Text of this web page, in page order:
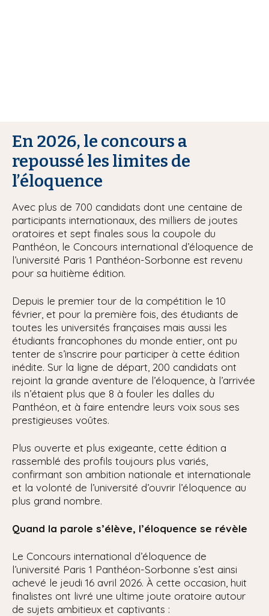
En 2026, le concours a
repoussé les limites de
l’éloquence
Avec plus de 700 candidats dont une centaine de
participants internationaux, des milliers de joutes
oratoires et sept finales sous la coupole du
Panthéon, le Concours international d’éloquence de
l’université Paris 1 Panthéon-Sorbonne est revenu
pour sa huitième édition.
Depuis le premier tour de la compétition le 10
février, et pour la première fois, des étudiants de
toutes les universités françaises mais aussi les
étudiants francophones du monde entier, ont pu
tenter de s’inscrire pour participer à cette édition
inédite. Sur la ligne de départ, 200 candidats ont
rejoint la grande aventure de l’éloquence, à l’arrivée
ils n’étaient plus que 8 à fouler les dalles du
Panthéon, et à faire entendre leurs voix sous ses
prestigieuses voûtes.
Plus ouverte et plus exigeante, cette édition a
rassemblé des profils toujours plus variés,
confirmant son ambition nationale et internationale
et la volonté de l’université d’ouvrir l’éloquence au
plus grand nombre.
Quand la parole s’élève, l’éloquence se révèle
Le Concours international d’éloquence de
l’université Paris 1 Panthéon-Sorbonne s’est ainsi
achevé le jeudi 16 avril 2026. À cette occasion, huit
finalistes ont livré une ultime joute oratoire autour
de sujets ambitieux et captivants :